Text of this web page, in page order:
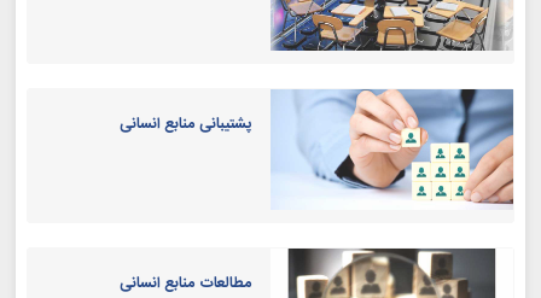
پشتیبانی منابع انسانی
مطالعات منابع انسانی